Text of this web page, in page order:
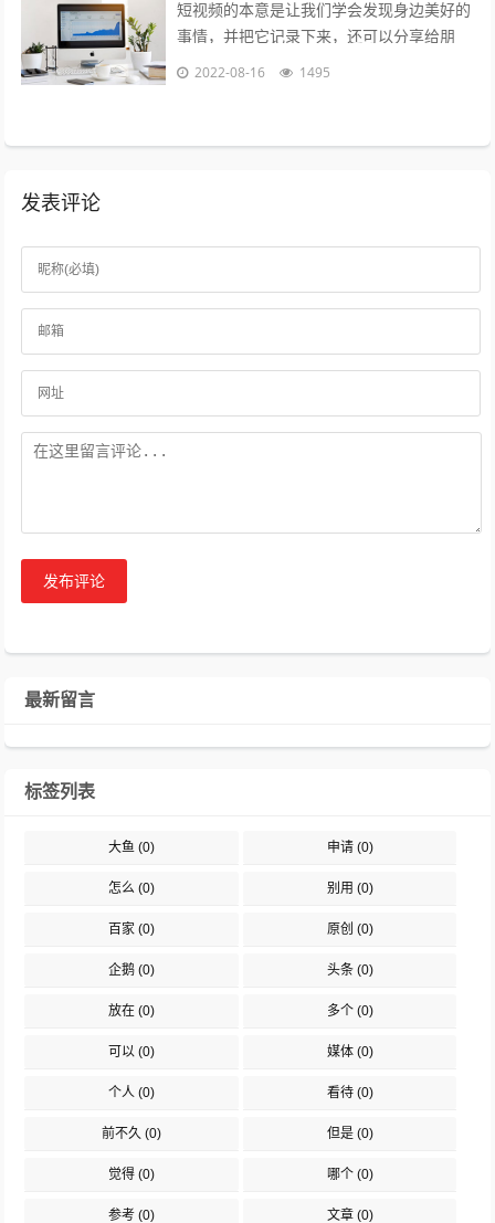
短视频的本意是让我们学会发现身边美好的
事情，并把它记录下来，还可以分享给朋
友，制作短视频的意义在于让关心你的人了
2022-08-16 1495
发表评论
发布评论
最新留言
标签列表
大鱼 (0) 申请(0)
怎么 (0) 别用 (0)
百家 (0) 原创 (0)
企鹅 (0) 头条(0)
放在 (0) 多个(0)
可以 (0) 媒体(0)
个人 (0) 看待(0)
前不久 (0) 但是(0)
觉得 (0) 哪个(0)
参考 (0) 文章(0)